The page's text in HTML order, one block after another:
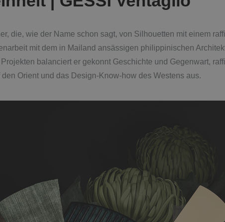
die, wie der Name schon sagt, von Silhouetten mit einem
mit dem in Mailand ansässigen philippinischen
balanciert er gekonnt Geschichte und Gegenwart,
Orient und das Design-Know-how des Westens aus.